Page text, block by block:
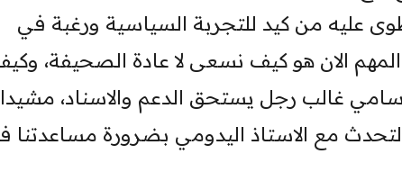
عليه من كيد للتجربة السياسية ورغبة في
الان هو كيف نسعى لا عادة الصحيفة،
غالب رجل يستحق الدعم والاسناد، مشيدا
مع الاستاذ اليدومي بضرورة مساعدتنا